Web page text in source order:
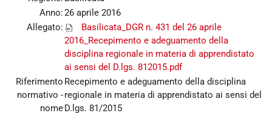
Anno:26 aprile 2016
Allegato:
Basilicata_DGR n. 431 del 26 aprile
2016_Recepimento e adeguamento della
disciplina regionale in materia di apprendistato
ai sensi del D.lgs. 812015.pdf
Riferimento
normativo -
nome
Recepimento e adeguamento della disciplina
regionale in materia di apprendistato ai sensi del
D.lgs. 81/2015